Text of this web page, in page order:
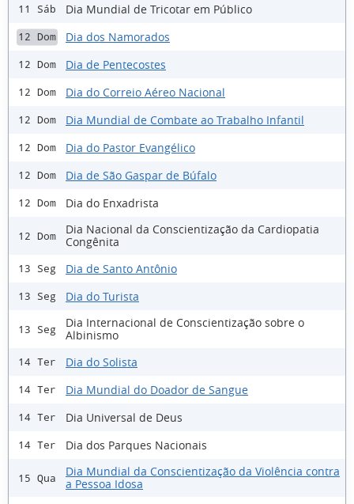
11 Sáb Dia Mundial de Tricotar em Público
12 Dom Dia dos Namorados
12 Dom Dia de Pentecostes
12 Dom Dia do Correio Aéreo Nacional
12 Dom Dia Mundial de Combate ao Trabalho Infantil
12 Dom Dia do Pastor Evangélico
12 Dom Dia de São Gaspar de Búfalo
12 Dom Dia do Enxadrista
12 Dom
Dia Nacional da Conscientização da Cardiopatia
Congênita
13 Seg Dia de Santo Antônio
13 Seg Dia do Turista
13 Seg
Dia Internacional de Conscientização sobre o
Albinismo
14 Ter Dia do Solista
14 Ter Dia Mundial do Doador de Sangue
14 Ter Dia Universal de Deus
14 Ter Dia dos Parques Nacionais
15 Qua
Dia Mundial da Conscientização da Violência contra
a Pessoa Idosa